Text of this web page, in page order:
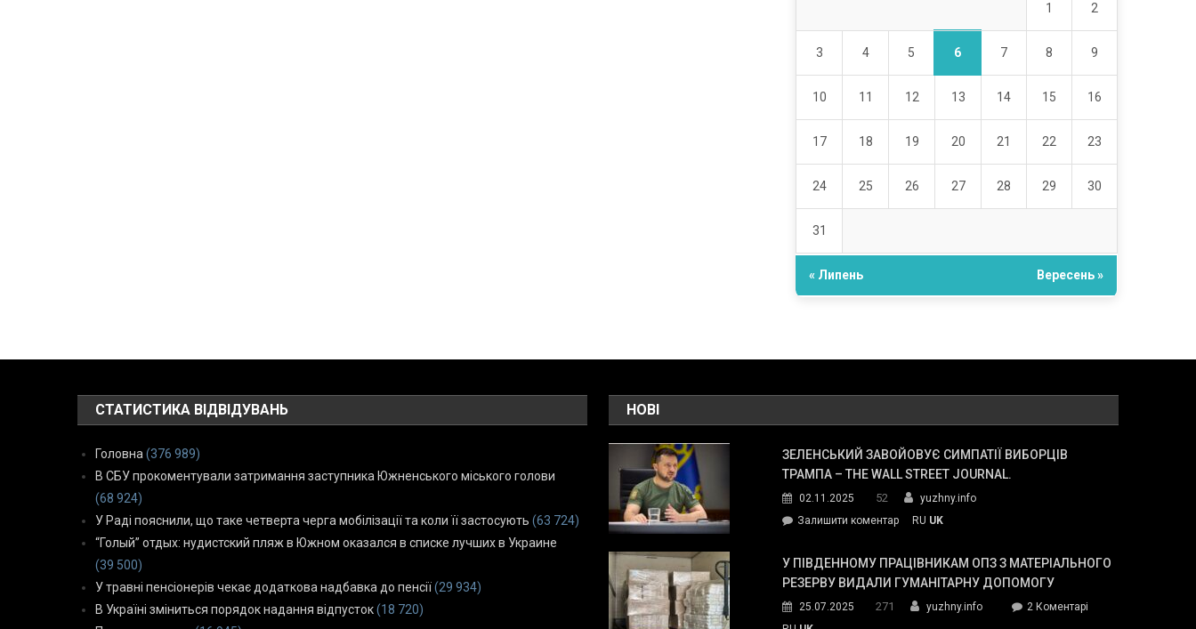
1 2
3 4 5 6 7 8 9
10 11 12 13 14 15 16
17 18 19 20 21 22 23
24 25 26 27 28 29 30
31
« Липень Вересень »
СТАТИСТИКА ВІДВІДУВАНЬ
Головна (376 989)
В СБУ прокоментували затримання заступника Южненського міського голови
(68 924)
У Раді пояснили, що таке четверта черга мобілізації та коли її застосують (63 724)
“Голый” отдых: нудистский пляж в Южном оказался в списке лучших в Украине
(39 500)
У травні пенсіонерів чекає додаткова надбавка до пенсії (29 934)
В Україні зміниться порядок надання відпусток (18 720)
НОВІ
ЗЕЛЕНСЬКИЙ ЗАВОЙОВУЄ СИМПАТІЇ ВИБОРЦІВ
ТРАМПА – THE WALL STREET JOURNAL.
02.11.2025 52
yuzhny.info
Залишити коментарon
завойовує
симпатії
Трампа
RU UK
У ПІВДЕННОМУ ПРАЦІВНИКАМ ОПЗ З МАТЕРІАЛЬНОГО
РЕЗЕРВУ ВИДАЛИ ГУМАНІТАРНУ ДОПОМОГУ
25.07.2025 271 yuzhny.info 2 Коментарідо